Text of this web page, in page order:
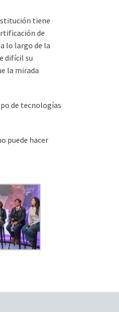
tiene
de
lo largo de la
difícil su
la mirada
de tecnologías
puede hacer